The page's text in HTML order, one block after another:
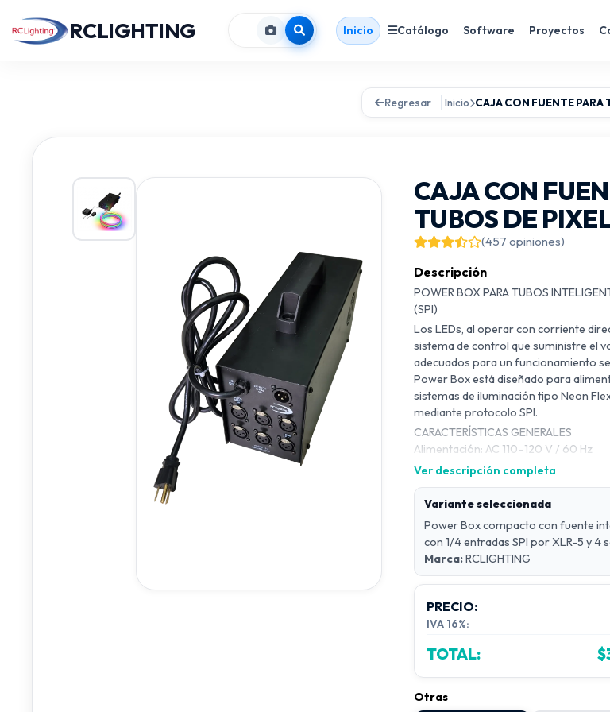
RCLIGHTING Inicio Catálogo Software Proyectos
Regresar Inicio CAJA CON FUENTE PARA
CAJA CON
TUBOS DE
(457 opiniones)
Descripción
POWER BOX PARA TUBOS
(SPI)
Los LEDs, al operar con corriente
sistema de control que suministre el
adecuados para un funcionamiento
Power Box está diseñado para
sistemas de iluminación tipo Neon
mediante protocolo SPI.
CARACTERÍSTICAS GENERALES
Alimentación: AC 110–120 V / 60 Hz
Protocolo de control: SPI
Entrada de señal:
Conector XLR-5 macho
Pin 1: Dato 1
Pin 2: Dato 2
Pin 3: Dato 3
Pin 4: Dato 4
Pin 5: GND
CONSUMOS
Neon Flex: 8.5 W por metro
MODELOS DISPONIBLES
Disponibles en versiones de 5V, 12V y
Todas las fuentes son de 350W, por lo
ajusta según el voltaje.
Ver descripción completa
Variante seleccionada
Power Box compacto con fuente
con 1/4 entradas SPI por XLR-5 y 4
Marca:RCLIGHTING
PRECIO:
IVA 16%:
TOTAL:
Otras